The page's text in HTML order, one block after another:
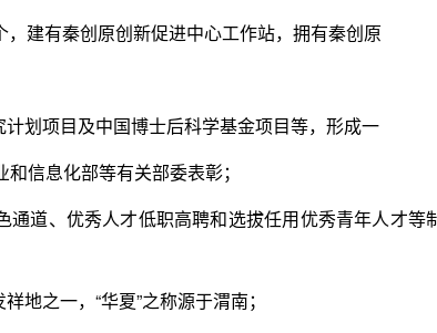
建有秦创原创新促进中心工作站，拥有秦创原
划项目及中国博士后科学基金项目等，形成一
信息化部等有关部委表彰；
道、优秀人才低职高聘和选拔任用优秀青年人才等
之一，“华夏”之称源于渭南；